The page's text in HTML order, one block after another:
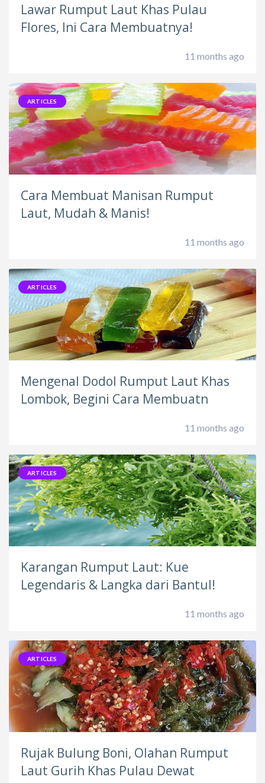
Lawar Rumput Laut Khas Pulau
Flores, Ini Cara Membuatnya!
11 months ago
ARTICLES
Cara Membuat Manisan Rumput
Laut, Mudah & Manis!
11 months ago
ARTICLES
Mengenal Dodol Rumput Laut Khas
Lombok, Begini Cara Membuatn
11 months ago
ARTICLES
Karangan Rumput Laut: Kue
Legendaris & Langka dari Bantul!
11 months ago
ARTICLES
Rujak Bulung Boni, Olahan Rumput
Laut Gurih Khas Pulau Dewat